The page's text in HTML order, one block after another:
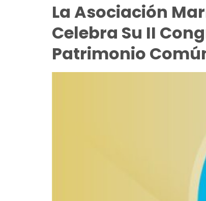
La Asociación
Celebra Su II
Patrimonio